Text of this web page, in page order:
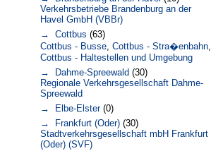
Verkehrsbetriebe Brandenburg an der
Havel GmbH (VBBr)
→ Cottbus (63)
Cottbus - Busse, Cottbus - Stra�enbahn,
Cottbus - Haltestellen und Umgebung
→ Dahme-Spreewald (30)
Regionale Verkehrsgesellschaft Dahme-
Spreewald
→ Elbe-Elster(0)
→ Frankfurt (Oder) (30)
Stadtverkehrsgesellschaft mbH Frankfurt
(Oder) (SVF)